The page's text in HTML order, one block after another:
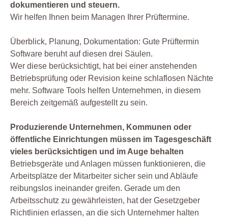
dokumentieren und steuern.
Wir helfen Ihnen beim Managen Ihrer Prüftermine.
Überblick, Planung, Dokumentation: Gute Prüftermin
Software beruht auf diesen drei Säulen.
Wer diese berücksichtigt, hat bei einer anstehenden
Betriebsprüfung oder Revision keine schlaflosen Nächte
mehr. Software Tools helfen Unternehmen, in diesem
Bereich zeitgemäß aufgestellt zu sein.
Produzierende Unternehmen, Kommunen oder
öffentliche Einrichtungen müssen im Tagesgeschäft
vieles berücksichtigen und im Auge behalten
Betriebsgeräte und Anlagen müssen funktionieren, die
Arbeitsplätze der Mitarbeiter sicher sein und Abläufe
reibungslos ineinander greifen. Gerade um den
Arbeitsschutz zu gewährleisten, hat der Gesetzgeber
Richtlinien erlassen, an die sich Unternehmer halten